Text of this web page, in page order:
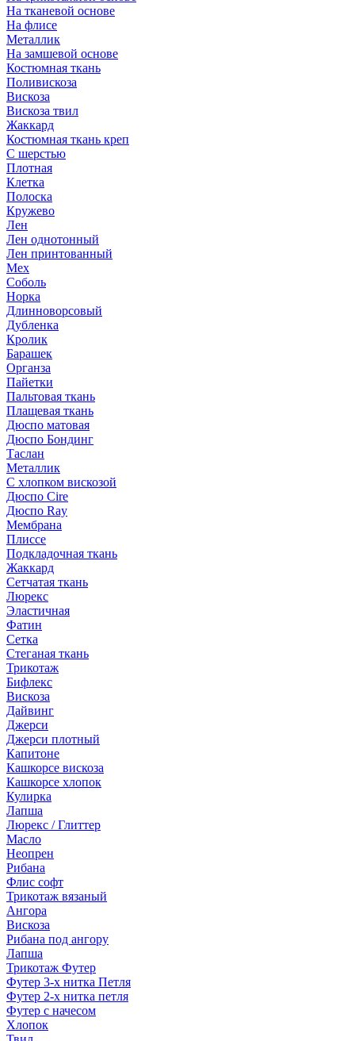
На тканевой основе
На флисе
Металлик
На замшевой основе
Костюмная ткань
Поливискоза
Вискоза
Вискоза твил
Жаккард
Костюмная ткань креп
С шерстью
Плотная
Клетка
Полоска
Кружево
Лен
Лен однотонный
Лен принтованный
Мех
Соболь
Норка
Длинноворсовый
Дубленка
Кролик
Барашек
Органза
Пайетки
Пальтовая ткань
Плащевая ткань
Дюспо матовая
Дюспо Бондинг
Таслан
Металлик
С хлопком вискозой
Дюспо Cire
Дюспо Ray
Мембрана
Плиссе
Подкладочная ткань
Жаккард
Сетчатая ткань
Люрекс
Эластичная
Фатин
Сетка
Стеганая ткань
Трикотаж
Бифлекс
Вискоза
Дайвинг
Джерси
Джерси плотный
Капитоне
Кашкорсе вискоза
Кашкорсе хлопок
Кулирка
Лапша
Люрекс / Глиттер
Масло
Неопрен
Рибана
Флис софт
Трикотаж вязаный
Ангора
Вискоза
Рибана под ангору
Лапша
Трикотаж Футер
Футер 3-х нитка Петля
Футер 2-х нитка петля
Футер с начесом
Хлопок